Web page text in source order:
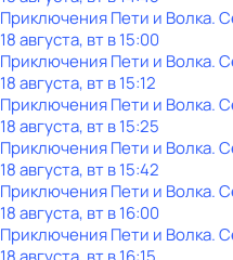
Приключения Пети и Волка.
18 августа, вт в 15:00
Приключения Пети и Волка.
18 августа, вт в 15:12
Приключения Пети и Волка.
18 августа, вт в 15:25
Приключения Пети и Волка.
18 августа, вт в 15:42
Приключения Пети и Волка.
18 августа, вт в 16:00
Приключения Пети и Волка.